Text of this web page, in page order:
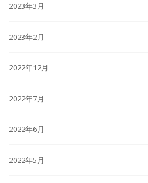
2023年3月
2023年2月
2022年12月
2022年7月
2022年6月
2022年5月